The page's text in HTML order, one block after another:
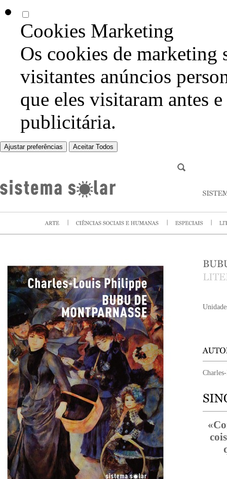
Cookies Marketing
Os cookies de marketing
visitantes anúncios
que eles visitaram antes
publicitária.
Ajustar preferências Aceitar Todos